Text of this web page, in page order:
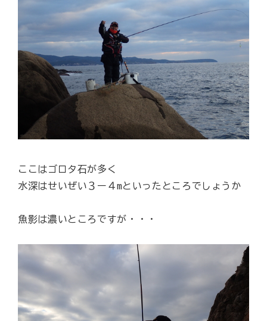
ここはゴロタ石が多く
水深はせいぜい３ー４mといったところでしょうか
魚影は濃いところですが・・・